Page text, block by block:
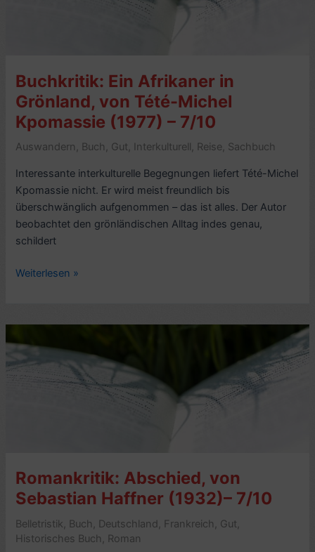
Buchkritik: Ein Afrikaner in
Grönland, von Tété-Michel
Kpomassie (1977) – 7/10
Auswandern , Buch , Gut, Interkulturell , Reise, Sachbuch
Interessante interkulturelle Begegnungen liefert Tété-Michel
Kpomassie nicht. Er wird meist freundlich bis
überschwänglich aufgenommen – das ist alles. Der Autor
beobachtet den grönländischen Alltag indes genau,
schildert
Buchkritik:
in
Tété-
Weiterlesen »
Romankritik: Abschied, von
Sebastian Haffner (1932)– 7/10
Belletristik, Buch , Deutschland, Frankreich , Gut,
Historisches Buch , Roman